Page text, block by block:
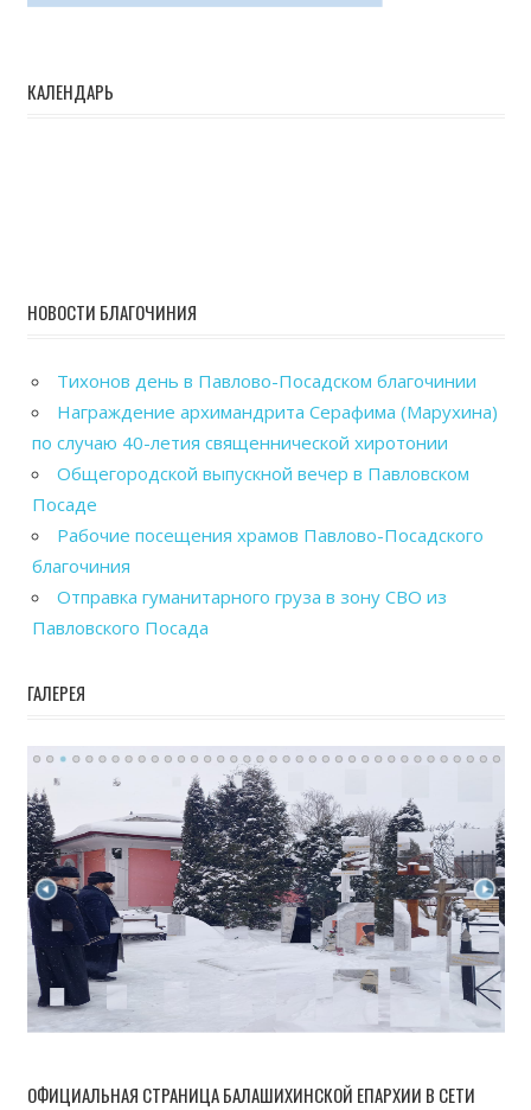
КАЛЕНДАРЬ
НОВОСТИ БЛАГОЧИНИЯ
Тихонов день в Павлово-Посадском благочинии
Награждение архимандрита Серафима (Марухина)
по случаю 40-летия священнической хиротонии
Общегородской выпускной вечер в Павловском
Посаде
Рабочие посещения храмов Павлово-Посадского
благочиния
Отправка гуманитарного груза в зону СВО из
Павловского Посада
ГАЛЕРЕЯ
ОФИЦИАЛЬНАЯ СТРАНИЦА БАЛАШИХИНСКОЙ ЕПАРХИИ В СЕТИ